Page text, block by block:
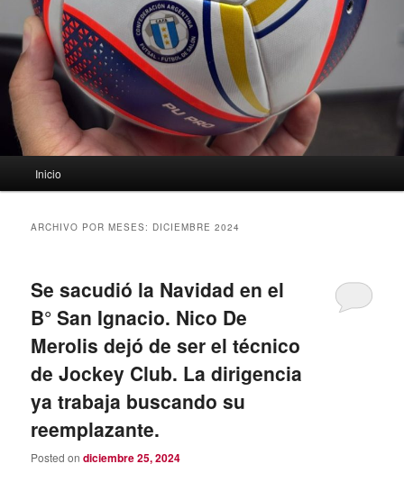
Inicio
ARCHIVO POR MESES: DICIEMBRE 2024
Se sacudió la Navidad en el
B° San Ignacio. Nico De
Merolis dejó de ser el técnico
de Jockey Club. La dirigencia
ya trabaja buscando su
reemplazante.
Posted ondiciembre 25, 2024